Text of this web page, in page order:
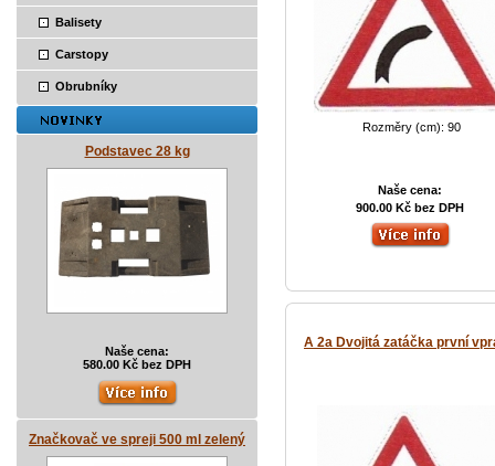
Balisety
Carstopy
Obrubníky
Podstavec 28 kg
Naše cena:
580.00 Kč bez DPH
Značkovač ve spreji 500 ml zelený
Rozměry (cm): 90
Naše cena:
900.00 Kč bez DPH
A 2a Dvojitá zatáčka první